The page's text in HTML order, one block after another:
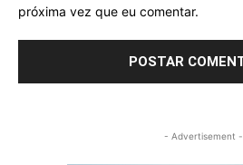
próxima vez que eu comentar.
- Advertisement -